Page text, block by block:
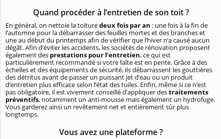
Quand procéder à l’entretien de son toit ?
En général, on nettoie la toituredeux fois par an : une fois à la fin de
l’automne pour la débarrasser des feuilles mortes et des branches et
une au début du printemps afin de vérifier que l’hiver n’a causé aucun
dégât. Afin d’éviter les accidents, les sociétés de rénovation proposent
également des prestations pour l’entretien, ce qui est
particulièrement recommandé si votre faîte est en pente. Grâce à des
échelles et des équipements de sécurité, ils débarrassent les gouttières
des détritus avant de passer un puissant jet d’eau ou un produit
d’entretien plus efficace selon l’état des tuiles. Enfin, même si ce n’est
pas obligatoire, il est vivement conseillé d’appliquer destraitements
préventifs, notamment un anti-mousse mais également un hydrofuge.
Vous garderez ainsi un revêtement net et entièrement sûr plus
longtemps.
Vous avez une plateforme ?